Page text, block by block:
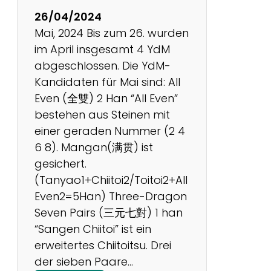
r
n
i
e
i
n
B
u
a
r
e
s
t
26/04/2024
Mai, 2024 Bis zum 26. wurden
im April insgesamt 4 YdM
abgeschlossen. Die YdM-
Kandidaten für Mai sind: All
Even (全雙) 2 Han “All Even”
bestehen aus Steinen mit
einer geraden Nummer (2 4
6 8). Mangan(满贯) ist
gesichert.
(Tanyao1+Chiitoi2/Toitoi2+All
Even2=5Han) Three-Dragon
Seven Pairs (三元七對) 1 han
“Sangen Chiitoi” ist ein
erweitertes Chiitoitsu. Drei
der sieben Paare…